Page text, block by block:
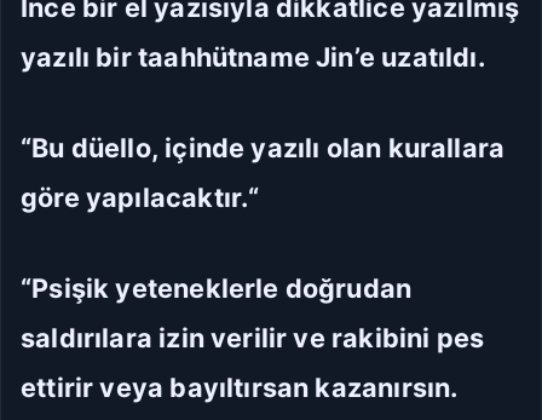
İnce bir el yazısıyla dikkatlice yazılmış
yazılı bir taahhütname Jin’e uzatıldı.
“Bu düello, içinde yazılı olan kurallara
göre yapılacaktır.“
“Psişik yeteneklerle doğrudan
saldırılara izin verilir ve rakibini pes
ettirir veya bayıltırsan kazanırsın.